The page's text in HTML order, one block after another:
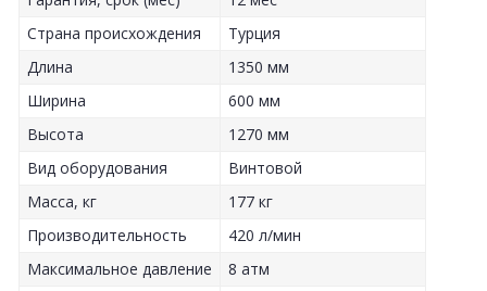
Страна происхождения
Турция
Длина
1350 мм
Ширина
600 мм
Высота
1270 мм
Вид оборудования
Винтовой
Масса, кг
177 кг
Производительность
420 л/мин
Максимальное давление
8 атм